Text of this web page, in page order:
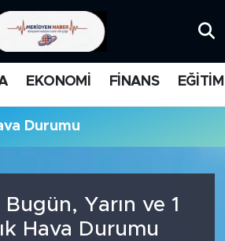
EKONOMİ FİNANS EĞİTİM
Durumu
Yarın ve 1
Hava Durumu
Durumu ve Fikstür